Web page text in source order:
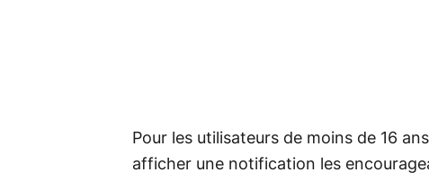
Pour les utilisateurs de moins de 16
afficher une notification les